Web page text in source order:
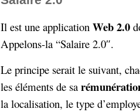
Il est une application Web 2.0
Appelons-la “Salaire 2.0″.
Le principe serait le suivant,
les éléments de sa
la localisation, le type